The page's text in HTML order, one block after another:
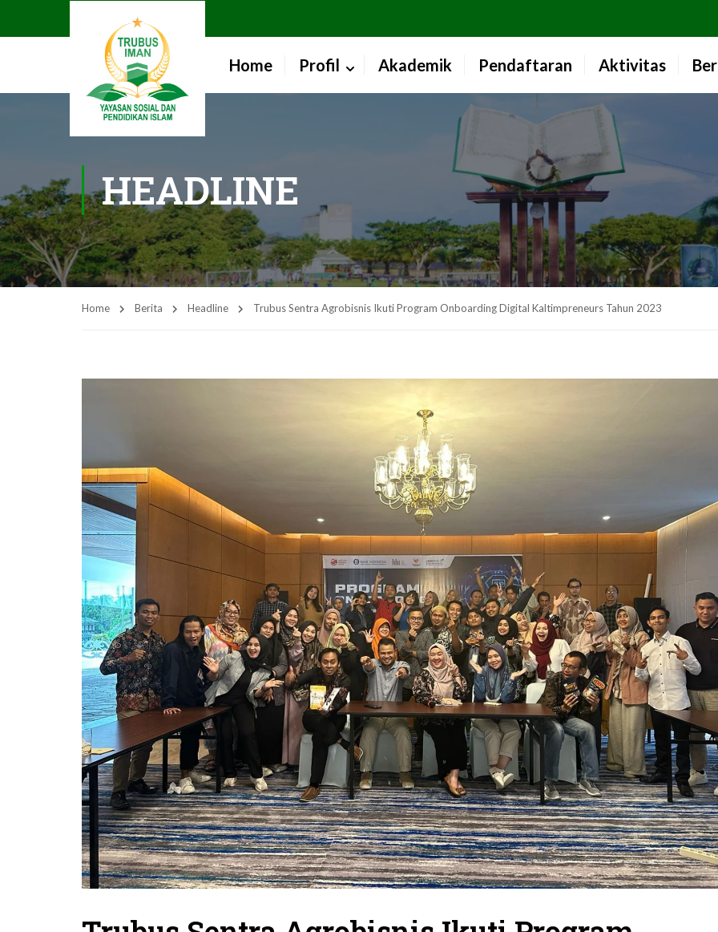
Home Profil Akademik Pendaftaran Aktivitas
HEADLINE
Home Berita Headline Trubus Sentra Agrobisnis Ikuti Program Onboarding Digital Kaltimpreneurs Tahun 2023